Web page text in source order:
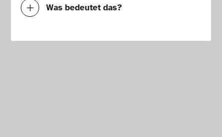
Was bedeutet das?
Mit diesen Cookies können wir durch